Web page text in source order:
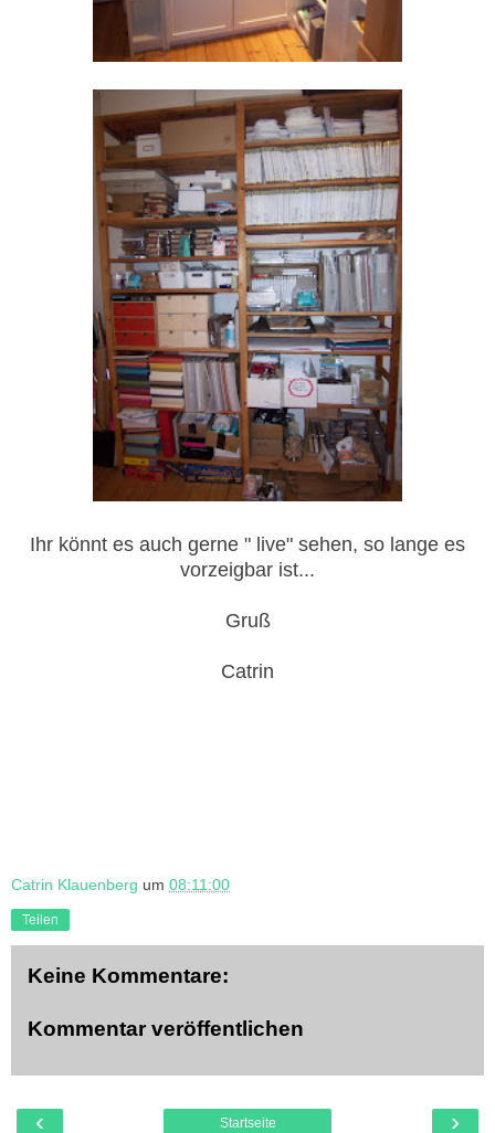
Ihr könnt es auch gerne " live" sehen, so lange es
vorzeigbar ist...
Gruß
Catrin
Catrin Klauenberg um 08:11:00
Teilen
Keine Kommentare:
Kommentar veröffentlichen
‹ ›
Startseite